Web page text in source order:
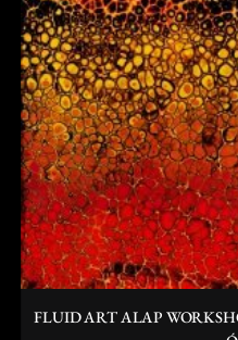
FLUID ART ALAP